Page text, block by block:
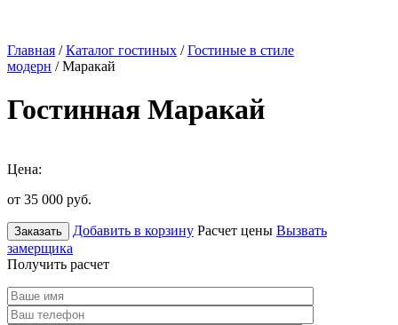
Главная /Каталог гостиных /Гостиные в стиле
модерн / Маракай
Гостинная Маракай
Цена:
от 35 000 руб.
Заказать Добавить в корзину Расчет цены Вызвать
замерщика
Получить расчет